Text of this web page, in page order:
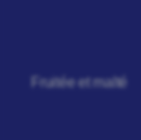
Fruitée et malté